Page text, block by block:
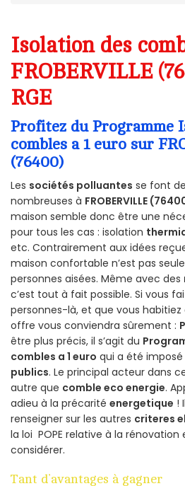
Isolation des
FROBERVILLE
RGE
Profitez du Programme
combles a 1 euro sur
(76400)
Les sociétés polluantes se font
nombreuses à FROBERVILLE
maison semble donc être une
pour tous les cas : isolation
etc. Contrairement aux idées
maison confortable n’est pas
personnes aisées. Même avec des
c’est tout à fait possible. Si vous
personnes-là, et que vous habitiez
offre vous conviendra sûrement :
être plus précis, il s’agit du
combles a 1 euro qui a été imposé
publics. Le principal acteur dans
autre que comble eco energie.
adieu à la précarité energetique !
renseigner sur les autres criteres
la loi POPE relative à la
considérer.
Tant d’avantages à gagner